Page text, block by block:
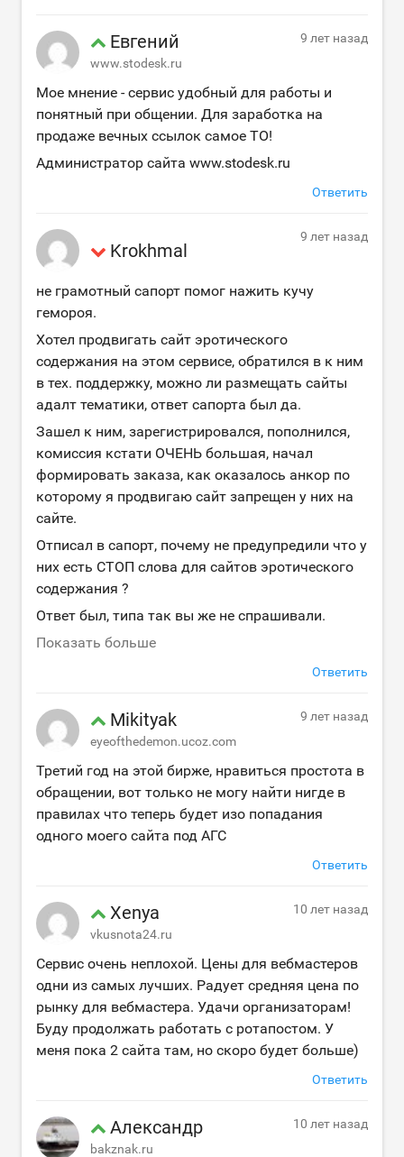
Евгений
www.stodesk.ru
9 лет назад
Мое мнение - сервис удобный для работы и
понятный при общении. Для заработка на
продаже вечных ссылок самое ТО!
Администратор сайта www.stodesk.ru
Ответить
Krokhmal
9 лет назад
не грамотный сапорт помог нажить кучу
гемороя.
Хотел продвигать сайт эротического
содержания на этом сервисе, обратился в к ним
в тех. поддержку, можно ли размещать сайты
адалт тематики, ответ сапорта был да.
Зашел к ним, зарегистрировался, пополнился,
комиссия кстати ОЧЕНЬ большая, начал
формировать заказа, как оказалось анкор по
которому я продвигаю сайт запрещен у них на
сайте.
Отписал в сапорт, почему не предупредили что у
них есть СТОП слова для сайтов эротического
содержания ?
Ответ был, типа так вы же не спрашивали.
Показать больше
Ответить
Mikityak
eyeofthedemon.ucoz.com
9 лет назад
Третий год на этой бирже, нравиться простота в
обращении, вот только не могу найти нигде в
правилах что теперь будет изо попадания
одного моего сайта под АГС
Ответить
Xenya
vkusnota24.ru
10 лет назад
Сервис очень неплохой. Цены для вебмастеров
одни из самых лучших. Радует средняя цена по
рынку для вебмастера. Удачи организаторам!
Буду продолжать работать с ротапостом. У
меня пока 2 сайта там, но скоро будет больше)
Ответить
Александр
bakznak.ru
10 лет назад